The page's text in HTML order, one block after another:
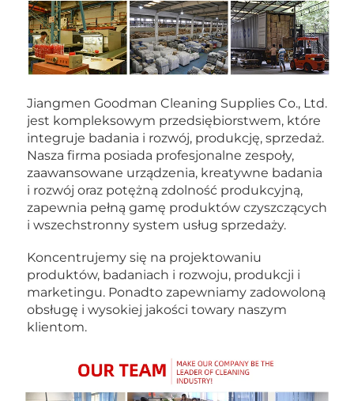
Jiangmen Goodman Cleaning Supplies Co., Ltd.
jest kompleksowym przedsiębiorstwem, które
integruje badania i rozwój, produkcję, sprzedaż.
Nasza firma posiada profesjonalne zespoły,
zaawansowane urządzenia, kreatywne badania
i rozwój oraz potężną zdolność produkcyjną,
zapewnia pełną gamę produktów czyszczących
i wszechstronny system usług sprzedaży.
Koncentrujemy się na projektowaniu
produktów, badaniach i rozwoju, produkcji i
marketingu. Ponadto zapewniamy zadowoloną
obsługę i wysokiej jakości towary naszym
klientom.